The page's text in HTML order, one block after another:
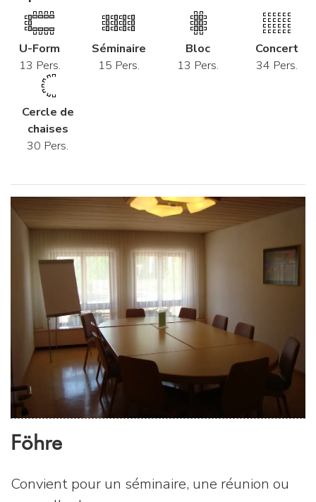
U-Form
13 Pers.
Séminaire
15 Pers.
Bloc
13 Pers.
Concert
34 Pers.
Cercle de
chaises
30 Pers.
Föhre
Convient pour un séminaire, une réunion ou